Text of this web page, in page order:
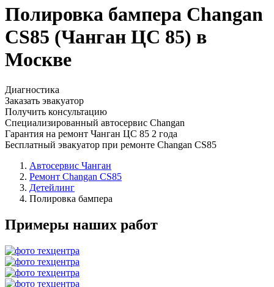
Полировка бампера Changan
CS85 (Чанган ЦС 85) в
Москве
Диагностика
Заказать эвакуатор
Получить консультацию
Специализированный автосервис Changan
Гарантия на ремонт Чанган ЦС 85 2 года
Бесплатный эвакуатор при ремонте Changan CS85
Автосервис Чанган
Ремонт Changan CS85
Детейлинг
Полировка бампера
Примеры наших работ